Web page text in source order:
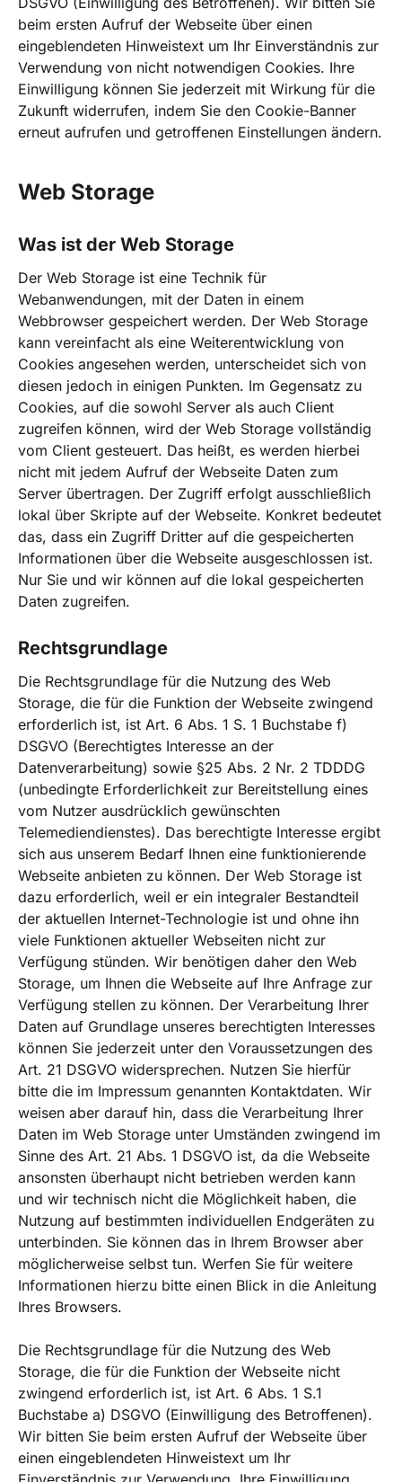
beim ersten Aufruf der Webseite über einen
eingeblendeten Hinweistext um Ihr Einverständnis zur
Verwendung von nicht notwendigen Cookies. Ihre
Einwilligung können Sie jederzeit mit Wirkung für die
Zukunft widerrufen, indem Sie den Cookie-Banner
erneut aufrufen und getroffenen Einstellungen ändern.
Web Storage
Was ist der Web Storage
Der Web Storage ist eine Technik für
Webanwendungen, mit der Daten in einem
Webbrowser gespeichert werden. Der Web Storage
kann vereinfacht als eine Weiterentwicklung von
Cookies angesehen werden, unterscheidet sich von
diesen jedoch in einigen Punkten. Im Gegensatz zu
Cookies, auf die sowohl Server als auch Client
zugreifen können, wird der Web Storage vollständig
vom Client gesteuert. Das heißt, es werden hierbei
nicht mit jedem Aufruf der Webseite Daten zum
Server übertragen. Der Zugriff erfolgt ausschließlich
lokal über Skripte auf der Webseite. Konkret bedeutet
das, dass ein Zugriff Dritter auf die gespeicherten
Informationen über die Webseite ausgeschlossen ist.
Nur Sie und wir können auf die lokal gespeicherten
Daten zugreifen.
Rechtsgrundlage
Die Rechtsgrundlage für die Nutzung des Web
Storage, die für die Funktion der Webseite zwingend
erforderlich ist, ist Art. 6 Abs. 1 S. 1 Buchstabe f)
DSGVO (Berechtigtes Interesse an der
Datenverarbeitung) sowie §25 Abs. 2 Nr. 2 TDDDG
(unbedingte Erforderlichkeit zur Bereitstellung eines
vom Nutzer ausdrücklich gewünschten
Telemediendienstes). Das berechtigte Interesse ergibt
sich aus unserem Bedarf Ihnen eine funktionierende
Webseite anbieten zu können. Der Web Storage ist
dazu erforderlich, weil er ein integraler Bestandteil
der aktuellen Internet-Technologie ist und ohne ihn
viele Funktionen aktueller Webseiten nicht zur
Verfügung stünden. Wir benötigen daher den Web
Storage, um Ihnen die Webseite auf Ihre Anfrage zur
Verfügung stellen zu können. Der Verarbeitung Ihrer
Daten auf Grundlage unseres berechtigten Interesses
können Sie jederzeit unter den Voraussetzungen des
Art. 21 DSGVO widersprechen. Nutzen Sie hierfür
bitte die im Impressum genannten Kontaktdaten. Wir
weisen aber darauf hin, dass die Verarbeitung Ihrer
Daten im Web Storage unter Umständen zwingend im
Sinne des Art. 21 Abs. 1 DSGVO ist, da die Webseite
ansonsten überhaupt nicht betrieben werden kann
und wir technisch nicht die Möglichkeit haben, die
Nutzung auf bestimmten individuellen Endgeräten zu
unterbinden. Sie können das in Ihrem Browser aber
möglicherweise selbst tun. Werfen Sie für weitere
Informationen hierzu bitte einen Blick in die Anleitung
Ihres Browsers.
Die Rechtsgrundlage für die Nutzung des Web
Storage, die für die Funktion der Webseite nicht
zwingend erforderlich ist, ist Art. 6 Abs. 1 S.1
Buchstabe a) DSGVO (Einwilligung des Betroffenen).
Wir bitten Sie beim ersten Aufruf der Webseite über
einen eingeblendeten Hinweistext um Ihr
Einverständnis zur Verwendung. Ihre Einwilligung